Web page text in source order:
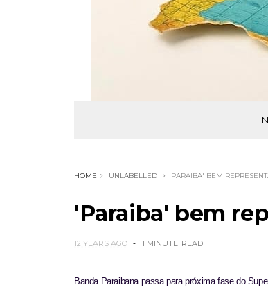
HOME UNLABELLED 'PARAIBA' BEM
'Paraiba' bem
12 YEARS AGO 1 MINUTE READ
Banda Paraibana passa para próxima fase do